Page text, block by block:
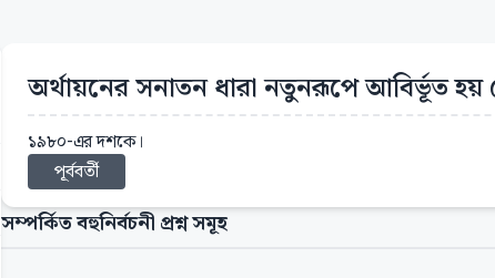
অর্থায়নের সনাতন ধারা নতুনরূপে আবির্ভূত
১৯৮০-এর দশকে।
পূর্ববর্তী
সম্পর্কিত বহুনির্বচনী প্রশ্ন সমূহ